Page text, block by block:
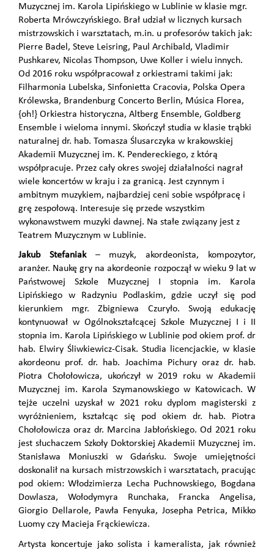
Muzycznej im. Karola Lipińskiego w Lublinie w klasie mgr.
Roberta Mrówczyńskiego. Brał udział w licznych kursach
mistrzowskich i warsztatach, m.in. u profesorów takich jak:
Pierre Badel, Steve Leisring, Paul Archibald, Vladimir
Pushkarev, Nicolas Thompson, Uwe Koller i wielu innych.
Od 2016 roku współpracował z orkiestrami takimi jak:
Filharmonia Lubelska, Sinfonietta Cracovia, Polska Opera
Królewska, Brandenburg Concerto Berlin, Música Florea,
{oh!} Orkiestra historyczna, Altberg Ensemble, Goldberg
Ensemble i wieloma innymi. Skończył studia w klasie trąbki
naturalnej dr. hab. Tomasza Ślusarczyka w krakowskiej
Akademii Muzycznej im. K. Pendereckiego, z którą
współpracuje. Przez cały okres swojej działalności nagrał
wiele koncertów w kraju i za granicą. Jest czynnym i
ambitnym muzykiem, najbardziej ceni sobie współpracę i
grę zespołową. Interesuje się przede wszystkim
wykonawstwem muzyki dawnej. Na stałe związany jest z
Teatrem Muzycznym w Lublinie.
Jakub Stefaniak– muzyk, akordeonista, kompozytor,
aranżer. Naukę gry na akordeonie rozpoczął w wieku 9 lat w
Państwowej Szkole Muzycznej I stopnia im. Karola
Lipińskiego w Radzyniu Podlaskim, gdzie uczył się pod
kierunkiem mgr. Zbigniewa Czuryło. Swoją edukację
kontynuował w Ogólnokształcącej Szkole Muzycznej I i II
stopnia im. Karola Lipińskiego w Lublinie pod okiem prof. dr
hab. Elwiry Śliwkiewicz-Cisak. Studia licencjackie, w klasie
akordeonu prof. dr. hab. Joachima Pichury oraz dr. hab.
Piotra Chołołowicza, ukończył w 2019 roku w Akademii
Muzycznej im. Karola Szymanowskiego w Katowicach. W
tejże uczelni uzyskał w 2021 roku dyplom magisterski z
wyróżnieniem, kształcąc się pod okiem dr. hab. Piotra
Chołołowicza oraz dr. Marcina Jabłońskiego. Od 2021 roku
jest słuchaczem Szkoły Doktorskiej Akademii Muzycznej im.
Stanisława Moniuszki w Gdańsku. Swoje umiejętności
doskonalił na kursach mistrzowskich i warsztatach, pracując
pod okiem: Włodzimierza Lecha Puchnowskiego, Bogdana
Dowlasza, Wołodymyra Runchaka, Francka Angelisa,
Giorgio Dellarole, Pawła Fenyuka, Josepha Petrica, Mikko
Luomy czy Macieja Frąckiewicza.
Artysta koncertuje jako solista i kameralista, jak również